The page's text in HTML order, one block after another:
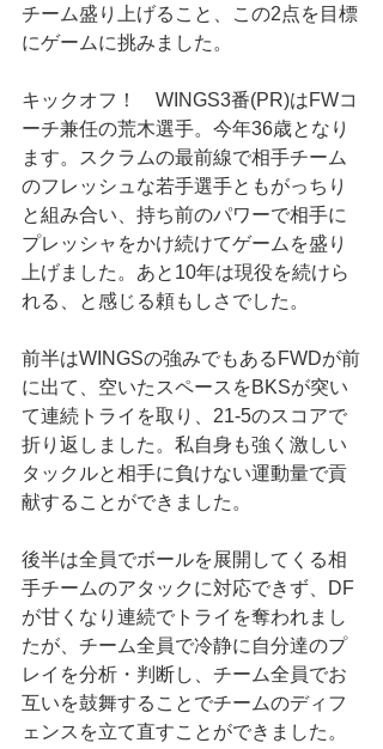
チーム盛り上げること、この2点を目標
にゲームに挑みました。
キックオフ！　WINGS3番(PR)はFWコ
ーチ兼任の荒木選手。今年36歳となり
ます。スクラムの最前線で相手チーム
のフレッシュな若手選手ともがっちり
と組み合い、持ち前のパワーで相手に
プレッシャをかけ続けてゲームを盛り
上げました。あと10年は現役を続けら
れる、と感じる頼もしさでした。
前半はWINGSの強みでもあるFWDが前
に出て、空いたスペースをBKSが突い
て連続トライを取り、21-5のスコアで
折り返しました。私自身も強く激しい
タックルと相手に負けない運動量で貢
献することができました。
後半は全員でボールを展開してくる相
手チームのアタックに対応できず、DF
が甘くなり連続でトライを奪われまし
たが、チーム全員で冷静に自分達のプ
レイを分析・判断し、チーム全員でお
互いを鼓舞することでチームのディフ
ェンスを立て直すことができました。